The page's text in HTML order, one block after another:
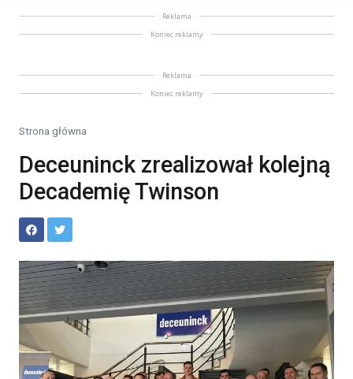
Reklama
Koniec reklamy
Reklama
Koniec reklamy
Strona główna
Deceuninck zrealizował kolejną
Decademię Twinson